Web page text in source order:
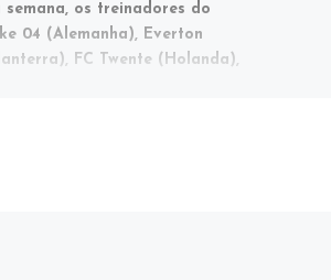
semana, os treinadores do
04 (Alemanha), Everton
FC Twente (Holanda),